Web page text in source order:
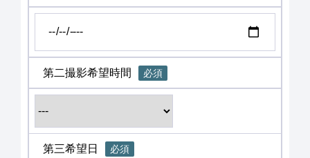
第二撮影希望時間 必須
第三希望日 必須